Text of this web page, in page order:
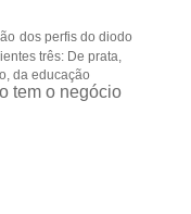
dos perfis do diodo
três: De prata,
da educação
tem o negócio